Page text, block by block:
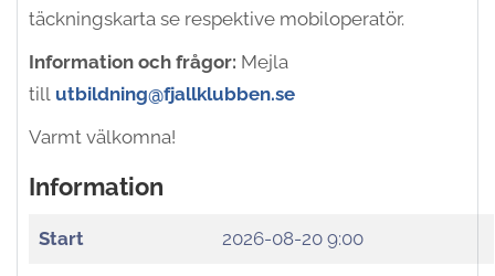
täckningskarta se respektive mobiloperatör.
Information och frågor: Mejla
till utbildning@fjallklubben.se
Varmt välkomna!
Information
Start 2026-08-20 9:00